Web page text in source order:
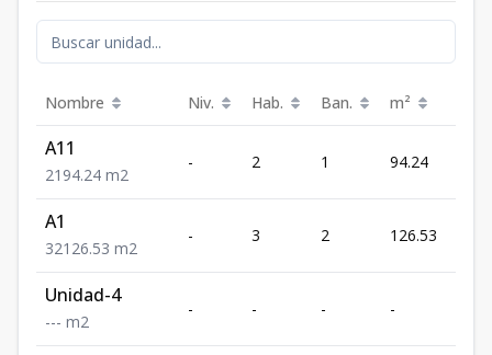
Nombre Niv. Hab. Ban. m²
A11
21 94.24 m2
- 2 1 94.24
A1
32126.53 m2
- 3 2 126.53
Unidad-4
--- m2
- - - -